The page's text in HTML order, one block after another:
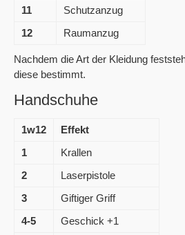
11
Schutzanzug
12
Raumanzug
Nachdem die Art der Kleidung
diese bestimmt.
Handschuhe
1w12
Effekt
1
Krallen
2
Laserpistole
3
Giftiger Griff
4-5
Geschick +1